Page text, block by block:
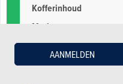
AANMELDEN
Kofferinhoud
Merk
Prestaties
Prijs